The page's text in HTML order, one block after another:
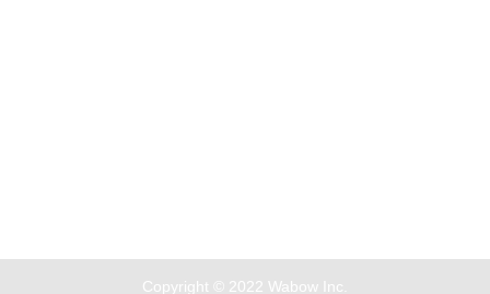
Copyright © 2022 Wabow Inc.